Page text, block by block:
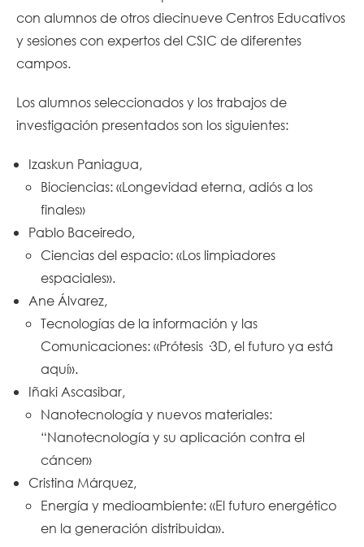
con alumnos de otros diecinueve Centros Educativos
y sesiones con expertos del CSIC de diferentes
campos.
Los alumnos seleccionados y los trabajos de
investigación presentados son los siguientes:
Izaskun Paniagua,
Biociencias: «Longevidad eterna, adiós a los
finales»
Pablo Baceiredo,
Ciencias del espacio: «Los limpiadores
espaciales».
Ane Álvarez,
Tecnologías de la información y las
Comunicaciones: «Prótesis ·3D, el futuro ya está
aquí».
Iñaki Ascasibar,
Nanotecnología y nuevos materiales:
“Nanotecnología y su aplicación contra el
cáncer»
Cristina Márquez,
Energía y medioambiente: «El futuro energético
en la generación distribuida».